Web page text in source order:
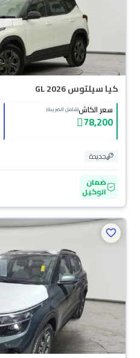
كيا سيلتوس GL 2026
سعر الكاش(شامل الضريبة)
78,200
جديدة
ضمان
الوكيل